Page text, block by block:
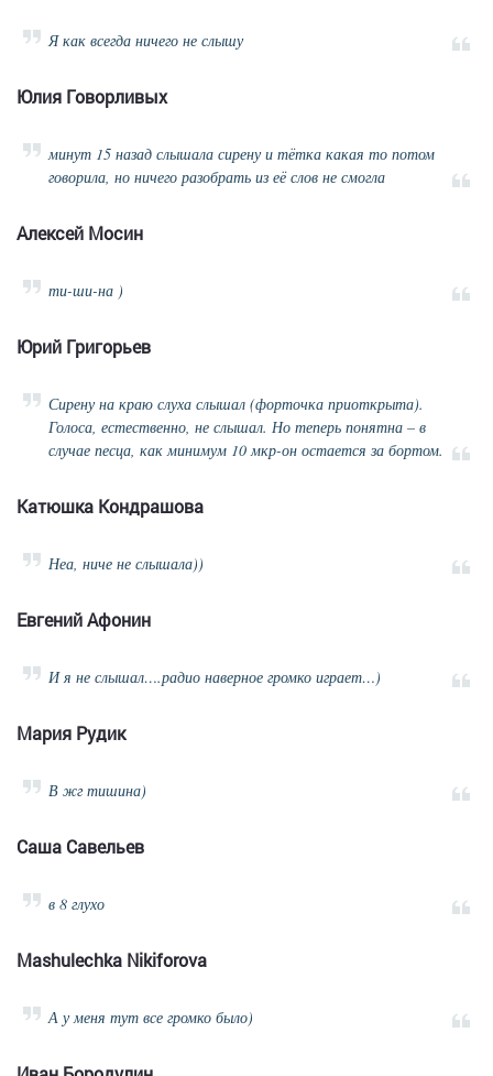
Я как всегда ничего не слышу
Юлия Говорливых
минут 15 назад слышала сирену и тётка какая то потом
говорила, но ничего разобрать из её слов не смогла
Алексей Мосин
ти-ши-на )
Юрий Григорьев
Сирену на краю слуха слышал (форточка приоткрыта).
Голоса, естественно, не слышал. Но теперь понятна – в
случае песца, как минимум 10 мкр-он остается за бортом.
Катюшка Кондрашова
Неа, ниче не слышала))
Евгений Афонин
И я не слышал….радио наверное громко играет…)
Мария Рудик
В жг тишина)
Саша Савельев
в 8 глухо
Mashulechka Nikiforova
А у меня тут все громко было)